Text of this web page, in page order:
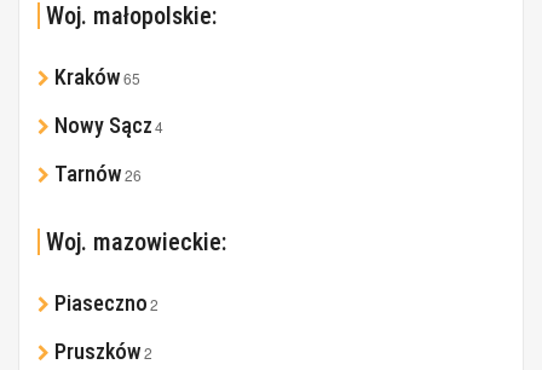
Woj. małopolskie:
Kraków65
Nowy Sącz4
Tarnów26
Woj. mazowieckie:
Piaseczno2
Pruszków2